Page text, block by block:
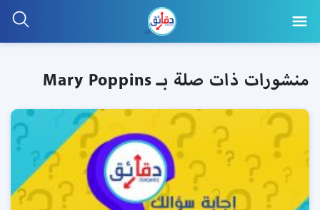
منشورات ذات صلة بـ Mary Poppins